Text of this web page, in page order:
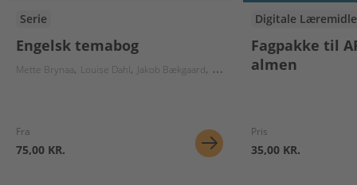
Serie
Engelsk temabog
Mette Brynaa Louise Dahl Jakob Bækgaard Elisabeth Skov Ulla Margrethe
Fra
75,00 KR.
Digitale
Fagpakke til
almen
Pris
35,00 KR.